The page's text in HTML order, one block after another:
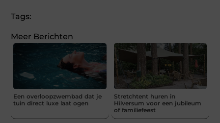
Tags:
Meer Berichten
Een overloopzwembad dat je
tuin direct luxe laat ogen
Stretchtent huren in
Hilversum voor een jubileum
of familiefeest